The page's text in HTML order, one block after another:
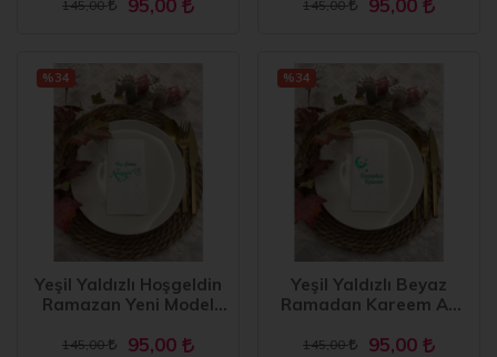
Katlama 16 lı Yeni
145,00 95,00
Peçete
145,00 95,00
Yeşil Yaldızlı Hoşgeldin
Ramazan Yeni Model
145,00 95,00
%34
Yeşil Yaldızlı Beyaz
Ramadan Kareem Ay
145,00 95,00
%34